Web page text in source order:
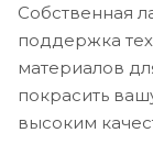
Собственная
поддержка
материалов
покрасить
высоким